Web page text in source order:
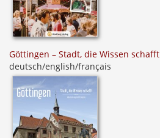
Göttingen – Stadt, die Wissen schafft
deutsch/english/français